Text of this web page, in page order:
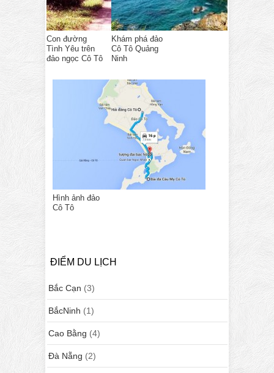
Con đường
Tình Yêu trên
đảo ngọc Cô Tô
Khám phá đảo
Cô Tô Quảng
Ninh
Hình ảnh đảo
Cô Tô
ĐIỂM DU LỊCH
Bắc Cạn (3)
BắcNinh (1)
Cao Bằng (4)
Đà Nẵng (2)